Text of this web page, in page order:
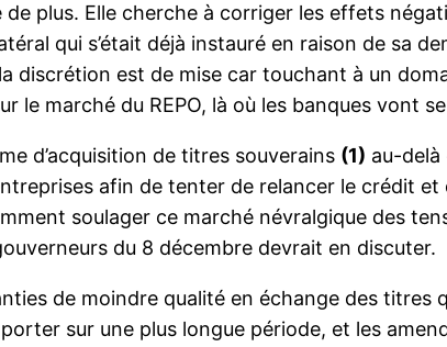
plus. Elle cherche à corriger les effets
qui s’était déjà instauré en raison de sa
discrétion est de mise car touchant à un
le marché du REPO, là où les banques vont
d’acquisition de titres souverains (1) au-delà
afin de tenter de relancer le crédit
soulager ce marché névralgique des
du 8 décembre devrait en discuter.
de moindre qualité en échange des titres
sur une plus longue période, et les